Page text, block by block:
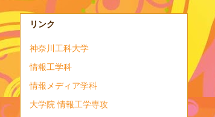
リンク
神奈川工科大学
情報工学科
情報メディア学科
大学院 情報工学専攻